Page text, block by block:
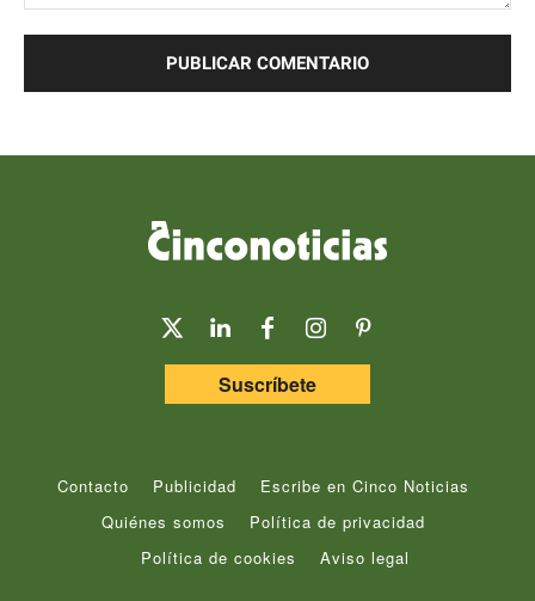
Suscríbete
Contacto Publicidad
Escribe en Cinco Noticias
Quiénes somos
Política de privacidad
Política de cookies
Aviso legal